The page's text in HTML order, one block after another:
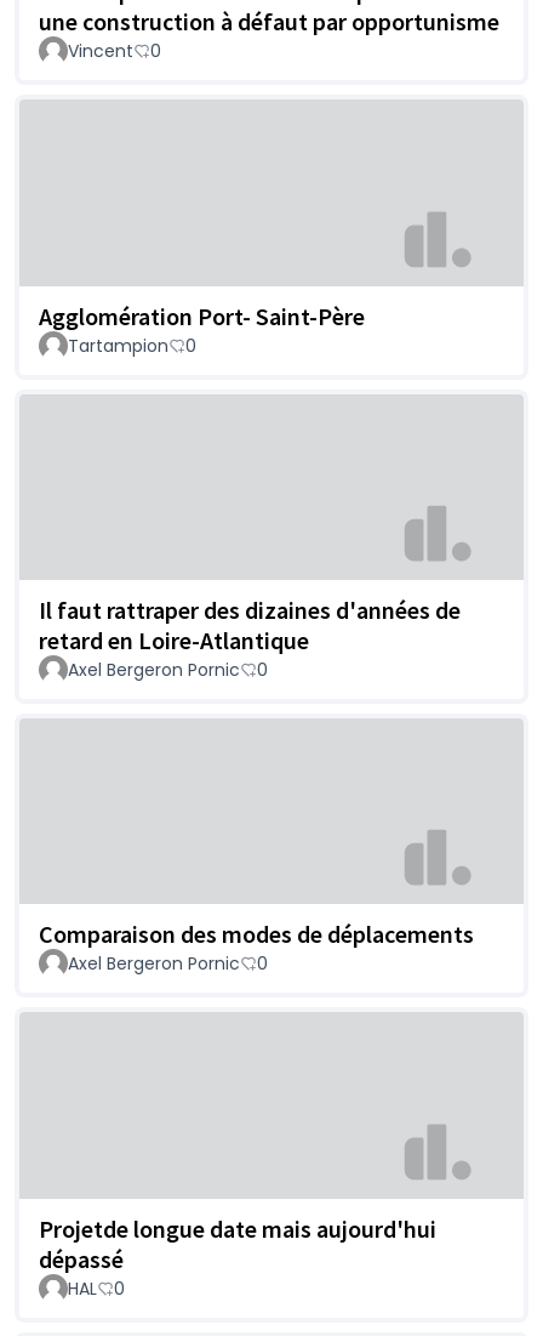
une construction à défaut par opportunisme
Vincent 0
Agglomération Port- Saint-Père
Tartampion 0
Il faut rattraper des dizaines d'années de
retard en Loire-Atlantique
Axel Bergeron Pornic 0
Comparaison des modes de déplacements
Axel Bergeron Pornic 0
Projetde longue date mais aujourd'hui
dépassé
HAL 0